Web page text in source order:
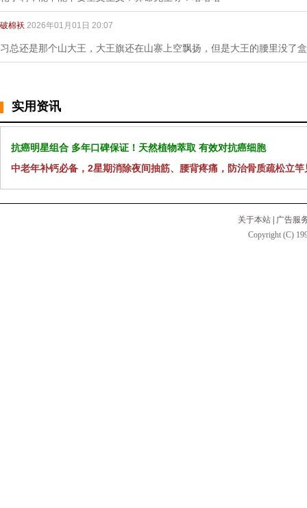
破棉袄 2026年01月01日 20:07
习总还是那个山大王，大王旗还在山寨上空飘扬，但是大王的腰里没了
实用资讯
抗癌明星组合 多年口碑保证！天然植物萃取 有效对抗癌细胞
中老年补钙必备，2星期消除夜间抽筋、腰背疼痛，防治骨质疏松立竿
关于本站
广告服
Copyright (C)